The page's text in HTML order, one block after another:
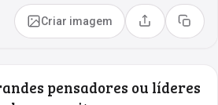
Criar imagem Compartilhar
Copiar
pensadores ou líderes